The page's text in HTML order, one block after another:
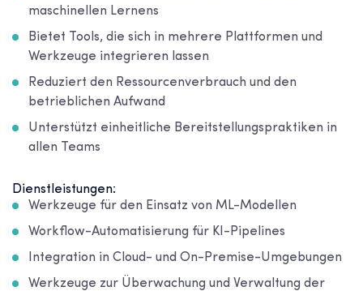
maschinellen Lernens
Bietet Tools, die sich in mehrere Plattformen und
Werkzeuge integrieren lassen
Reduziert den Ressourcenverbrauch und den
betrieblichen Aufwand
Unterstützt einheitliche Bereitstellungspraktiken in
allen Teams
Dienstleistungen:
Werkzeuge für den Einsatz von ML-Modellen
Workflow-Automatisierung für KI-Pipelines
Integration in Cloud- und On-Premise-Umgebungen
Werkzeuge zur Überwachung und Verwaltung der